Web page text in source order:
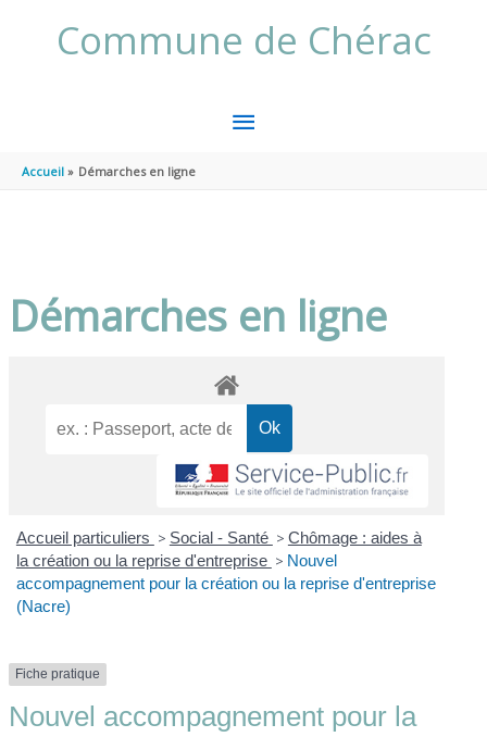
Commune de Chérac
MENU
Accueil Démarches en ligne
Démarches en ligne
Accueil particuliers > Social - Santé > Chômage : aides à
la création ou la reprise d'entreprise > Nouvel
accompagnement pour la création ou la reprise d'entreprise
(Nacre)
Fiche pratique
Nouvel accompagnement pour la